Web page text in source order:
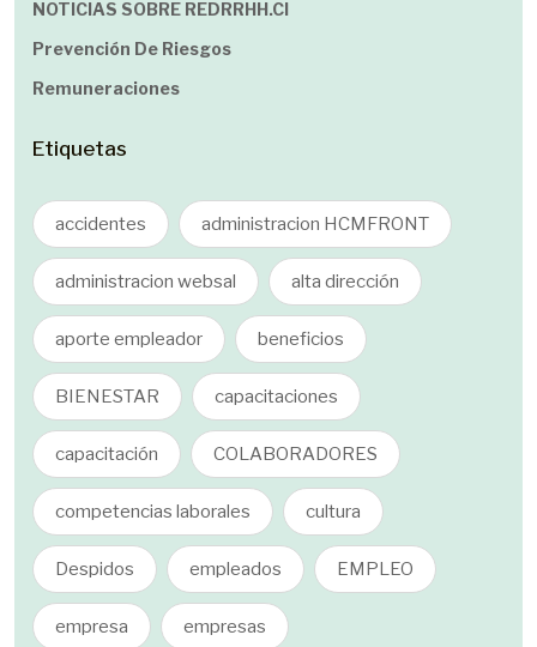
NOTICIAS SOBRE REDRRHH.cl
Prevención De Riesgos
Remuneraciones
Etiquetas
accidentes administracion HCMFRONT
administracion websal alta dirección
aporte empleador beneficios
BIENESTAR capacitaciones
capacitación COLABORADORES
competencias laborales cultura
Despidos empleados EMPLEO
empresa empresas